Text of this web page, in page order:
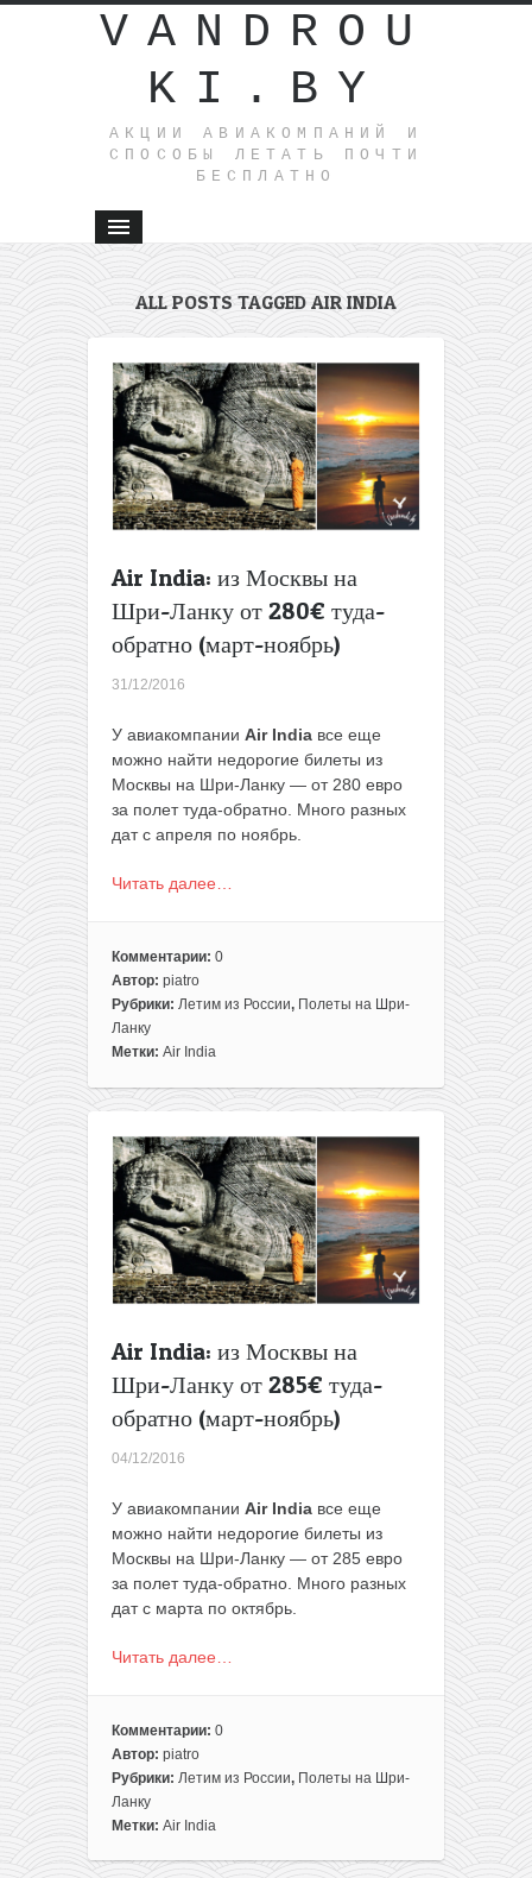
VANDROU
KI.BY
АКЦИИ АВИАКОМПАНИЙ И
СПОСОБЫ ЛЕТАТЬ ПОЧТИ
БЕСПЛАТНО
ALL POSTS TAGGED AIR INDIA
Air India: из Москвы на
Шри-Ланку от 280€ туда-
обратно (март-ноябрь)
31/12/2016
У авиакомпании Air India все еще
можно найти недорогие билеты из
Москвы на Шри-Ланку — от 280 евро
за полет туда-обратно. Много разных
дат c апреля по ноябрь.
Читать далее…
Комментарии: 0
Автор: piatro
Рубрики: Летим из России, Полеты на Шри-
Ланку
Метки: Air India
Air India: из Москвы на
Шри-Ланку от 285€ туда-
обратно (март-ноябрь)
04/12/2016
У авиакомпании Air India все еще
можно найти недорогие билеты из
Москвы на Шри-Ланку — от 285 евро
за полет туда-обратно. Много разных
дат c марта по октябрь.
Читать далее…
Комментарии: 0
Автор: piatro
Рубрики: Летим из России, Полеты на Шри-
Ланку
Метки: Air India